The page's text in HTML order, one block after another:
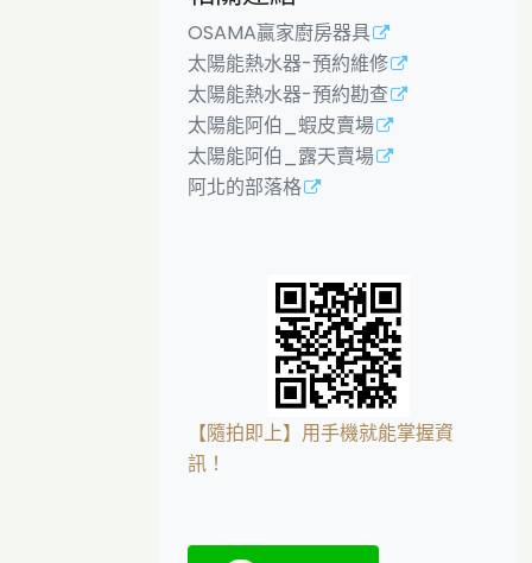
OSAMA贏家廚房器具
太陽能熱水器-預約維修
太陽能熱水器-預約勘查
太陽能阿伯_蝦皮賣場
太陽能阿伯_露天賣場
阿北的部落格
【隨拍即上】用手機就能掌握資
訊！